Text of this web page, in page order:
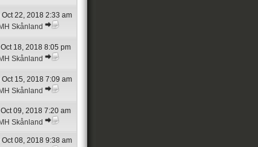
Oct 22, 2018 2:33 am
MH Skånland
18, 2018 8:05 pm
MH Skånland
Oct 15, 2018 7:09 am
MH Skånland
09, 2018 7:20 am
MH Skånland
Oct 08, 2018 9:38 am